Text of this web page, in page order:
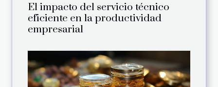
El impacto del servicio técnico
eficiente en la productividad
empresarial